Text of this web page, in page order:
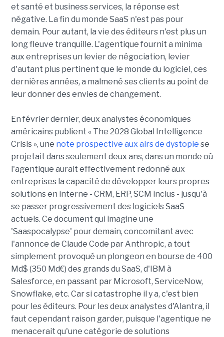
et santé et business services, la réponse est
négative. La fin du monde SaaS n'est pas pour
demain. Pour autant, la vie des éditeurs n'est plus un
long fleuve tranquille. L'agentique fournit a minima
aux entreprises un levier de négociation, levier
d'autant plus pertinent que le monde du logiciel, ces
dernières années, a malmené ses clients au point de
leur donner des envies de changement.
En février dernier, deux analystes économiques
américains publient « The 2028 Global Intelligence
Crisis », une note prospective aux airs de dystopie se
projetait dans seulement deux ans, dans un monde où
l'agentique aurait effectivement redonné aux
entreprises la capacité de développer leurs propres
solutions en interne - CRM, ERP, SCM inclus - jusqu'à
se passer progressivement des logiciels SaaS
actuels. Ce document qui imagine une
'Saaspocalypse' pour demain, concomitant avec
l'annonce de Claude Code par Anthropic, a tout
simplement provoqué un plongeon en bourse de 400
Md$ (350 Md€) des grands du SaaS, d'IBM à
Salesforce, en passant par Microsoft, ServiceNow,
Snowflake, etc. Car si catastrophe il y a, c'est bien
pour les éditeurs. Pour les deux analystes d'Alantra, il
faut cependant raison garder, puisque l'agentique ne
menacerait qu'une catégorie de solutions